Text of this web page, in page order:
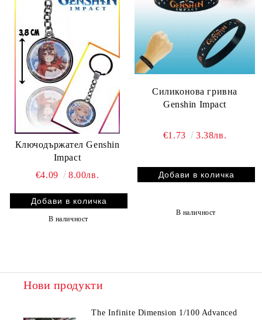
Ключодържател Genshin
Impact
€4.09
8.00лв.
В наличност
Силиконова гривна
Genshin Impact
€1.73 3.38лв.
В наличност
Нови продукти
The Infinite Dimension 1/100 Advanced